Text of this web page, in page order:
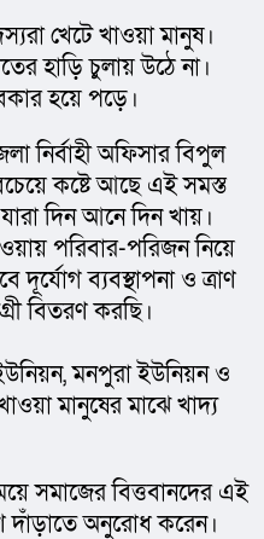
খেটে খাওয়া মানুষ।
হাড়ি চুলায় উঠে না।
হয়ে পড়ে।
নির্বাহী অফিসার বিপুল
কষ্টে আছে এই সমস্ত
দিন আনে দিন খায়।
পরিবার-পরিজন নিয়ে
ব্যবস্থাপনা ও ত্রাণ
বিতরণ করছি।
মনপুরা ইউনিয়ন ও
মানুষের মাঝে খাদ্য
সমাজের বিত্তবানদের এই
দাঁড়াতে অনুরোধ করেন।